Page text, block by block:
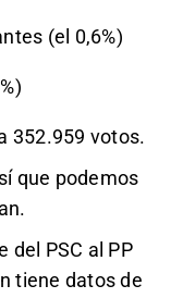
(el 0,6%)
352.959 votos.
que podemos
del PSC al PP
tiene datos de